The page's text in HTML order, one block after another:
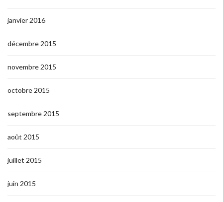
janvier 2016
décembre 2015
novembre 2015
octobre 2015
septembre 2015
août 2015
juillet 2015
juin 2015